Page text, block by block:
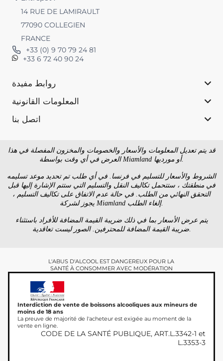
14 RUE DE LAMIRAULT
77090 COLLEGIEN
FRANCE
+33 (0) 9 70 79 24 81
+33 6 72 40 90 24
روابط مفيدة
المعلومات القانونية
اتصل بنا
قد يتم تعديل المعلومات والأسعار والخصومات والمخزون المفصلة في هذا
العرض في أي وقت بواسطة Miamland أو مورديها.
الشروط والأسعار للتسليم في فرنسا. في أي طلب تم تحديد موعد تسليمه
في منطقتك ، ستتحمل تكاليف النقل والتسليم التي ستتم الإشارة إليها قبل
التحقق النهائي من الطلب. في حالة عدم الاتفاق على تكاليف التسليم ،
يجوز لشركة Miamland إلغاء الطلب.
يتم عرض الأسعار بما في ذلك ضريبة القيمة المضافة للأفراد باستثناء
ضريبة القيمة المضافة للمحترفين. الصور ليست تعاقدية.
L'ABUS D'ALCOOL EST DANGEREUX POUR LA
SANTÉ À CONSOMMER AVEC MODÉRATION
Interdiction de vente de boissons alcooliques aux mineurs de
moins de 18 ans
La preuve de majorité de l'acheteur est exigée au moment de la
vente en ligne.
CODE DE LA SANTÉ PUBLIQUE, ART.L.3342-1 et
L.3353-3